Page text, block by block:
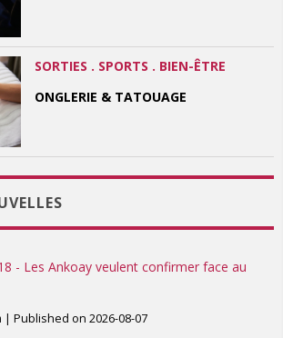
SORTIES . SPORTS . BIEN-ÊTRE
ONGLERIE & TATOUAGE
- Les Ankoay veulent confirmer face au
Published on 2026-08-07